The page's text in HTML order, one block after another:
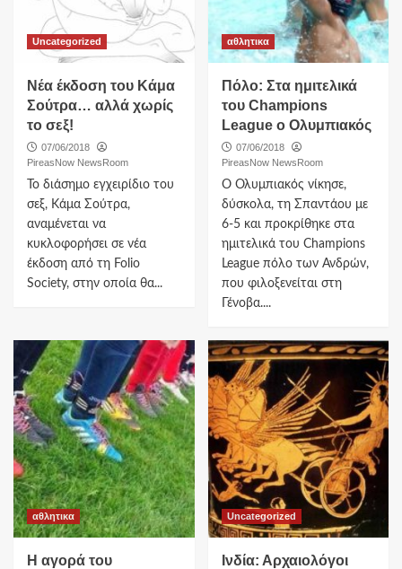
Uncategorized
Νέα έκδοση του Κάμα
Σούτρα… αλλά χωρίς
το σεξ!
07/06/2018
PireasNow NewsRoom
Το διάσημο εγχειρίδιο του
σεξ, Κάμα Σούτρα,
αναμένεται να
κυκλοφορήσει σε νέα
έκδοση από τη Folio
Society, στην οποία θα...
αθλητικα
Πόλο: Στα ημιτελικά
του Champions
League o Ολυμπιακός
07/06/2018
PireasNow NewsRoom
Ο Ολυμπιακός νίκησε,
δύσκολα, τη Σπαντάου με
6-5 και προκρίθηκε στα
ημιτελικά του Champions
League πόλο των Ανδρών,
που φιλοξενείται στη
Γένοβα....
αθλητικα
Η αγορά του
Uncategorized
Iνδία: Αρχαιολόγοι